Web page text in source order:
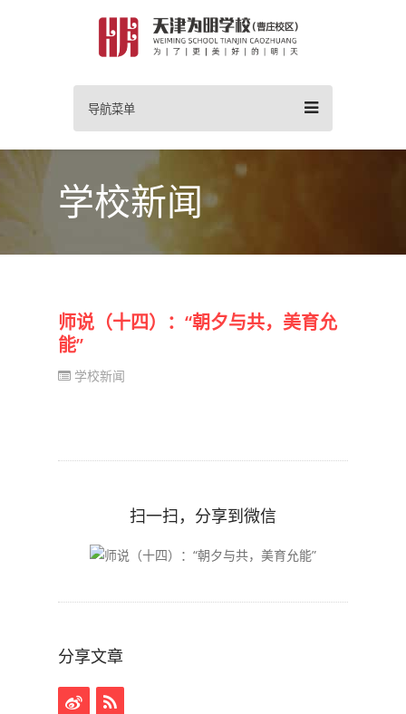
导航菜单
学校新闻
师说（十四）：“朝夕与共，美育允
能”
学校新闻
扫一扫，分享到微信
分享文章